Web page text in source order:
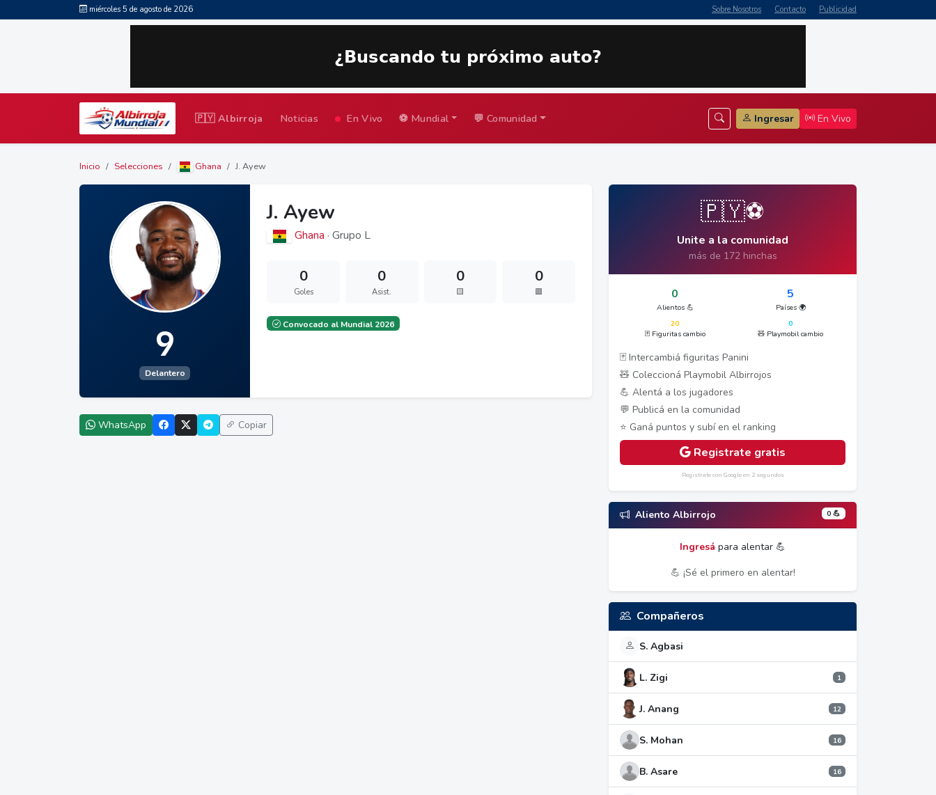
miércoles 5 de agosto de 2026 Sobre Nosotros Contacto Publicidad
🇵🇾 Albirroja Noticias En Vivo ⚽ Mundial 💬 Comunidad Ingresar En Vivo
Inicio Selecciones Ghana J. Ayew
9
Delantero
J. Ayew
Ghana · Grupo L
0
Goles
0
Asist.
0
🟨
0
🟥
Convocado al Mundial 2026
WhatsApp Copiar
🇵🇾⚽
Unite a la comunidad
más de 172 hinchas
0
Alientos 💪
5
Países 🌍
20
🃏 Figuritas cambio
0
🧸 Playmobil cambio
🃏 Intercambiá figuritas Panini
🧸 Coleccioná Playmobil Albirrojos
💪 Alentá a los jugadores
💬 Publicá en la comunidad
⭐ Ganá puntos y subí en el ranking
Registrate gratis
Registrate con Google en 2 segundos
Aliento Albirrojo 0 💪
Ingresá para alentar 💪
💪 ¡Sé el primero en alentar!
Compañeros
S. Agbasi
L. Zigi 1
J. Anang 12
S. Mohan 16
B. Asare 16